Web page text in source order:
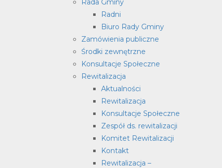
Rada Gminy
Radni
Biuro Rady Gminy
Zamówienia publiczne
Środki zewnętrzne
Konsultacje Społeczne
Rewitalizacja
Aktualności
Rewitalizacja
Konsultacje Społeczne
Zespół ds. rewitalizacji
Komitet Rewitalizacji
Kontakt
Rewitalizacja –